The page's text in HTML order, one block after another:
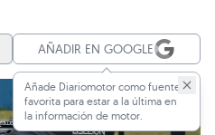
AÑADIR EN GOOGLE
Añade Diariomotor como fuente
favorita para estar a la última en
la información de motor.